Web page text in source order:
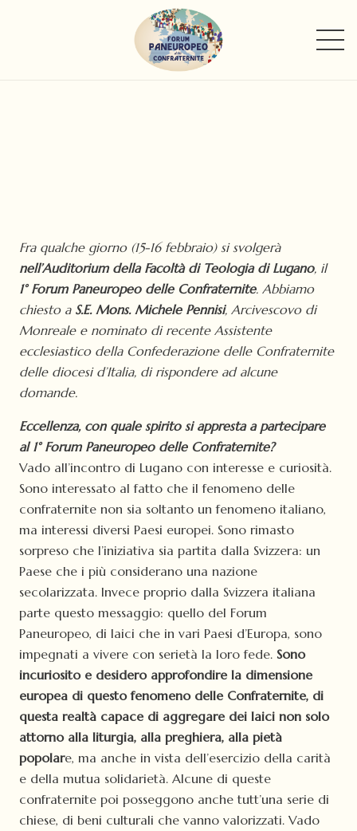
Fra qualche giorno (15-16 febbraio) si svolgerà
nell’Auditorium della Facoltà di Teologia di Lugano, il
1° Forum Paneuropeo delle Confraternite. Abbiamo
chiesto a S.E. Mons. Michele Pennisi, Arcivescovo di
Monreale e nominato di recente Assistente
ecclesiastico della Confederazione delle Confraternite
delle diocesi d’Italia, di rispondere ad alcune
domande.
Eccellenza, con quale spirito si appresta a partecipare
al 1° Forum Paneuropeo delle Confraternite?
Vado all’incontro di Lugano con interesse e curiosità.
Sono interessato al fatto che il fenomeno delle
confraternite non sia soltanto un fenomeno italiano,
ma interessi diversi Paesi europei. Sono rimasto
sorpreso che l’iniziativa sia partita dalla Svizzera: un
Paese che i più considerano una nazione
secolarizzata. Invece proprio dalla Svizzera italiana
parte questo messaggio: quello del Forum
Paneuropeo, di laici che in vari Paesi d’Europa, sono
impegnati a vivere con serietà la loro fede. Sono
incuriosito e desidero approfondire la dimensione
europea di questo fenomeno delle Confraternite, di
questa realtà capace di aggregare dei laici non solo
attorno alla liturgia, alla preghiera, alla pietà
popolare, ma anche in vista dell’esercizio della carità
e della mutua solidarietà. Alcune di queste
confraternite poi posseggono anche tutt’una serie di
chiese, di beni culturali che vanno valorizzati. Vado